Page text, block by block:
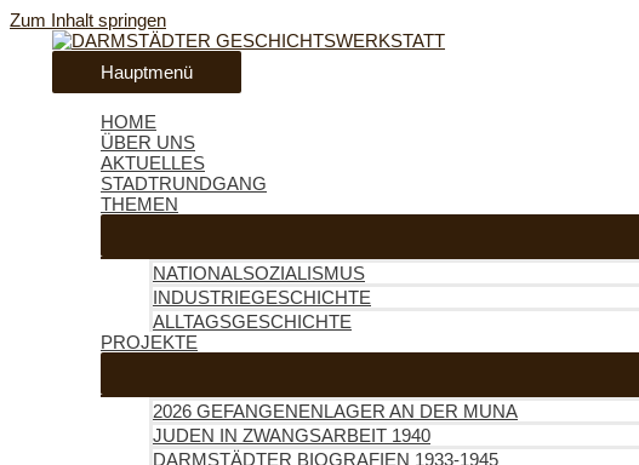
Zum Inhalt springen
Hauptmenü
HOME
ÜBER UNS
AKTUELLES
STADTRUNDGANG
THEMEN
NATIONALSOZIALISMUS
INDUSTRIEGESCHICHTE
ALLTAGSGESCHICHTE
PROJEKTE
2026 GEFANGENENLAGER AN DER MUNA
JUDEN IN ZWANGSARBEIT 1940
DARMSTÄDTER BIOGRAFIEN 1933-1945